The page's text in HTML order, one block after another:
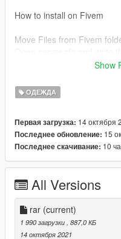
How to install on Fivem
Move Files from Fivem
---------- --------------
For more help here is my
https://discord.gg/
ENJOY :)
Show
ОДЕЖДА
Первая загрузка: 14 октября
Последнее обновление: 15
Последнее скачивание: 10
All Versions
rar (current)
1 990 загрузки , 887,0 КБ
14 октября 2021